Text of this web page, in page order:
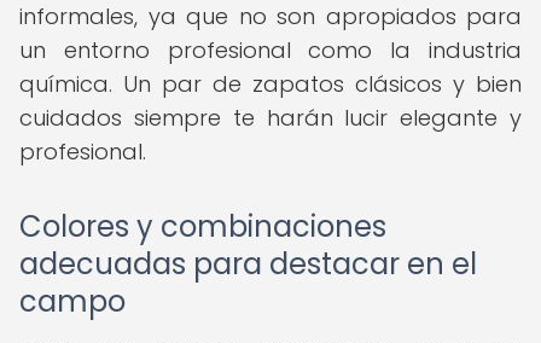
informales, ya que no son apropiados para
un entorno profesional como la industria
química. Un par de zapatos clásicos y bien
cuidados siempre te harán lucir elegante y
profesional.
Colores y combinaciones
adecuadas para destacar en el
campo